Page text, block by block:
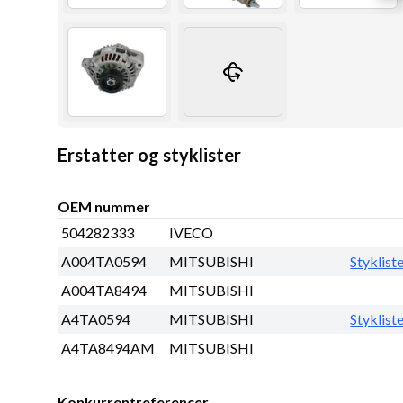
Erstatter og styklister
OEM nummer
504282333
IVECO
A004TA0594
MITSUBISHI
A004TA8494
MITSUBISHI
A4TA0594
MITSUBISHI
A4TA8494AM
MITSUBISHI